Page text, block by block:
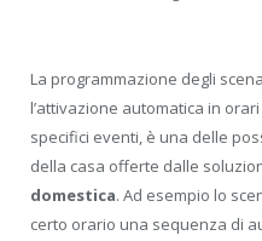
La programmazione degli
l’attivazione automatica in
specifici eventi, è una delle
della casa offerte dalle
domestica. Ad esempio lo
certo orario una sequenza di